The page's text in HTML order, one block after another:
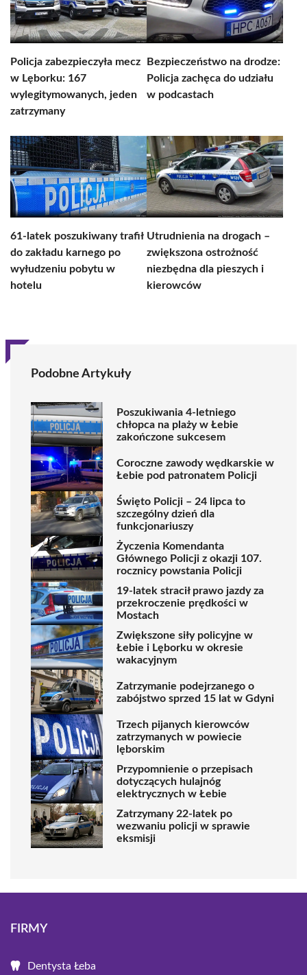
Policja zabezpieczyła mecz
w Lęborku: 167
wylegitymowanych, jeden
zatrzymany
Bezpieczeństwo na drodze:
Policja zachęca do udziału
w podcastach
61-latek poszukiwany trafił
do zakładu karnego po
wyłudzeniu pobytu w
hotelu
Utrudnienia na drogach –
zwiększona ostrożność
niezbędna dla pieszych i
kierowców
Podobne Artykuły
Poszukiwania 4-letniego
chłopca na plaży w Łebie
zakończone sukcesem
Coroczne zawody wędkarskie w
Łebie pod patronatem Policji
Święto Policji – 24 lipca to
szczególny dzień dla
funkcjonariuszy
Życzenia Komendanta
Głównego Policji z okazji 107.
rocznicy powstania Policji
19-latek stracił prawo jazdy za
przekroczenie prędkości w
Mostach
Zwiększone siły policyjne w
Łebie i Lęborku w okresie
wakacyjnym
Zatrzymanie podejrzanego o
zabójstwo sprzed 15 lat w Gdyni
Trzech pijanych kierowców
zatrzymanych w powiecie
lęborskim
Przypomnienie o przepisach
dotyczących hulajnóg
elektrycznych w Łebie
Zatrzymany 22-latek po
wezwaniu policji w sprawie
eksmisji
FIRMY
Dentysta Łeba